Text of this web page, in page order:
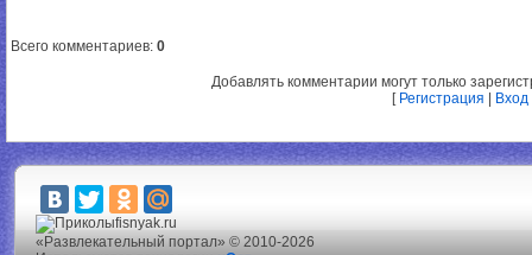
Всего комментариев: 0
Добавлять комментарии могут только
[ Регистрация Вход
fisnyak.ru
«Развлекательный портал» © 2010-2026